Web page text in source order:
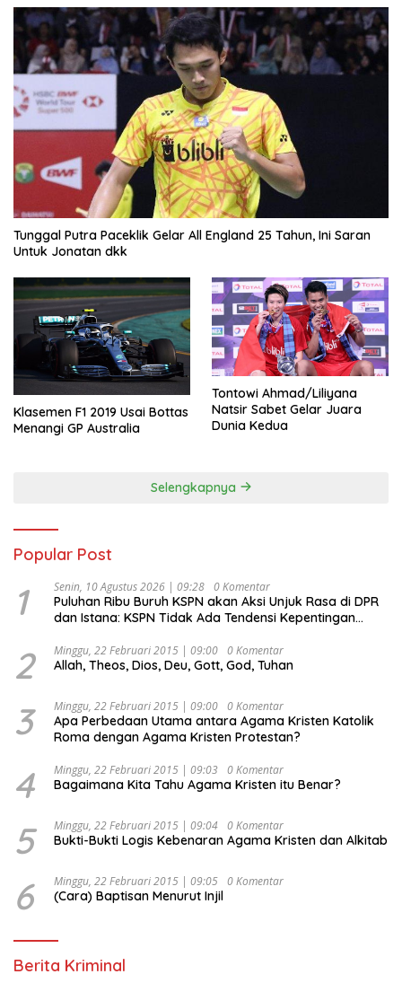
Tunggal Putra Paceklik Gelar All England 25 Tahun, Ini Saran
Untuk Jonatan dkk
Klasemen F1 2019 Usai Bottas
Menangi GP Australia
Tontowi Ahmad/Liliyana
Natsir Sabet Gelar Juara
Dunia Kedua
Selengkapnya
Popular Post
1 Senin, 10 Agustus 2026 | 09:28 0 Komentar
Puluhan Ribu Buruh KSPN akan Aksi Unjuk Rasa di DPR
dan Istana: KSPN Tidak Ada Tendensi Kepentingan
2 Minggu, 22 Februari 2015 | 09:00 0 Komentar
Allah, Theos, Dios, Deu, Gott, God, Tuhan
3 Minggu, 22 Februari 2015 | 09:00 0 Komentar
Apa Perbedaan Utama antara Agama Kristen Katolik
Roma dengan Agama Kristen Protestan?
4 Minggu, 22 Februari 2015 | 09:03 0 Komentar
Bagaimana Kita Tahu Agama Kristen itu Benar?
5 Minggu, 22 Februari 2015 | 09:04 0 Komentar
Bukti-Bukti Logis Kebenaran Agama Kristen dan Alkitab
6 Minggu, 22 Februari 2015 | 09:05 0 Komentar
(Cara) Baptisan Menurut Injil
Berita Kriminal